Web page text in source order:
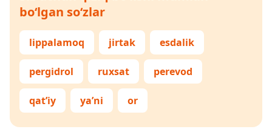
bo‘lgan so‘zlar
lippalamoq jirtak esdalik
pergidrol ruxsat perevod
qat’iy ya’ni or